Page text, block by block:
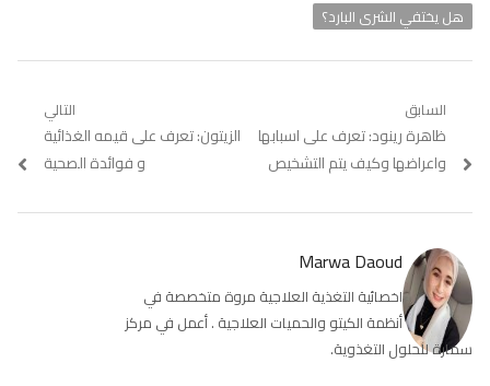
هل يختفي الشرى البارد؟
تصفّح
المقالات
السابق
Previous
post:
ظاهرة رينود: تعرف على اسبابها
واعراضها وكيف يتم التشخيص
التالي
Next
الزيتون: تعرف على قيمه الغذائية
و فوائدة الصحية
Marwa Daoud
اخصائية التغذية العلاجية مروة متخصصة في
أنظمة الكيتو والحميات العلاجية . أعمل في مركز
سمارة للحلول التغذوية.